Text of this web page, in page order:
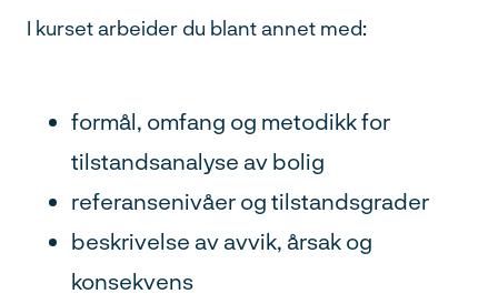
I kurset arbeider du blant annet med:
formål, omfang og metodikk for
tilstandsanalyse av bolig
referansenivåer og tilstandsgrader
beskrivelse av avvik, årsak og
konsekvens